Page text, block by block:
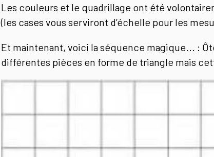
Les couleurs et le quadrillage ont été
(les cases vous serviront d’échelle pour les
Et maintenant, voici la séquence magique... :
différentes pièces en forme de triangle mais